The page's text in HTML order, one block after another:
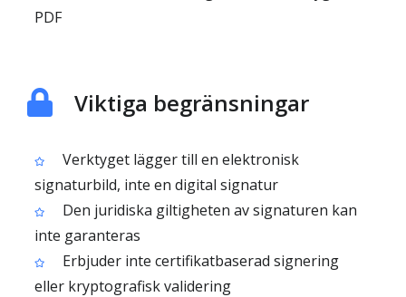
PDF
Viktiga begränsningar
Verktyget lägger till en elektronisk
signaturbild, inte en digital signatur
Den juridiska giltigheten av signaturen kan
inte garanteras
Erbjuder inte certifikatbaserad signering
eller kryptografisk validering